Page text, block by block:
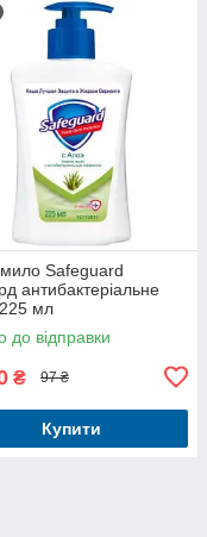
мило Safeguard
антибактеріальне
мл
до відправки
₴ 97 ₴
Купити